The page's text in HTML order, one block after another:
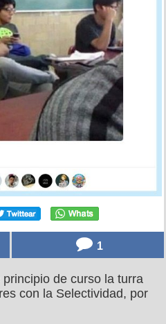
1
de curso la turra
con la Selectividad, por